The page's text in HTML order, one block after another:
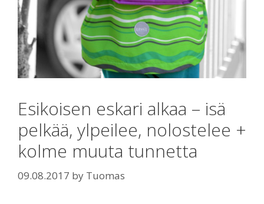
Esikoisen eskari alkaa – isä
pelkää, ylpeilee, nolostelee +
kolme muuta tunnetta
09.08.2017 by Tuomas